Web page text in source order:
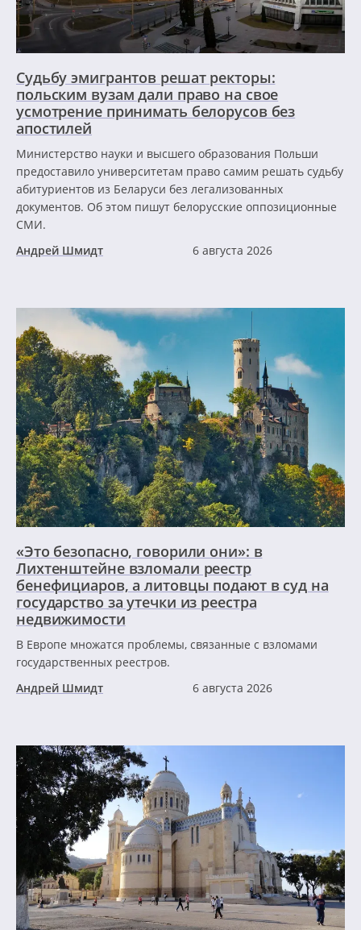
Судьбу эмигрантов решат ректоры:
польским вузам дали право на свое
усмотрение принимать белорусов без
апостилей
Министерство науки и высшего образования Польши
предоставило университетам право самим решать судьбу
абитуриентов из Беларуси без легализованных
документов. Об этом пишут белорусские оппозиционные
СМИ.
Андрей Шмидт
6 августа 2026
«Это безопасно, говорили они»: в
Лихтенштейне взломали реестр
бенефициаров, а литовцы подают в суд на
государство за утечки из реестра
недвижимости
В Европе множатся проблемы, связанные с взломами
государственных реестров.
Андрей Шмидт
6 августа 2026